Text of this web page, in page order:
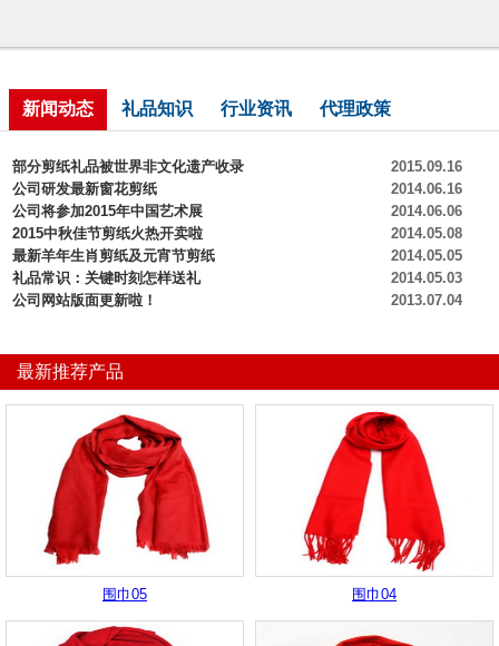
新闻动态 礼品知识 行业资讯 代理政策
部分剪纸礼品被世界非文化遗产收录
2015.09.16
公司研发最新窗花剪纸
2014.06.16
公司将参加2015年中国艺术展
2014.06.06
2015中秋佳节剪纸火热开卖啦
2014.05.08
最新羊年生肖剪纸及元宵节剪纸
2014.05.05
礼品常识：关键时刻怎样送礼
2014.05.03
公司网站版面更新啦！
2013.07.04
最新推荐产品
围巾05 围巾04